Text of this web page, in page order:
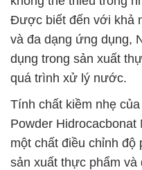
Được biết đến với khả
và đa dạng ứng dụng,
dụng trong sản xuất
quá trình xử lý nước.
Tính chất kiềm nhẹ
Powder
một chất điều chỉnh độ
sản xuất thực phẩm